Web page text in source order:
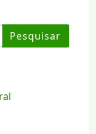
Pesquisar